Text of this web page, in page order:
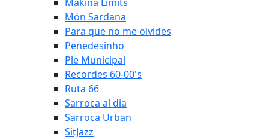
Món Sardana
Para que no me olvides
Penedesinho
Ple Municipal
Recordes 60-00's
Ruta 66
Sarroca al dia
Sarroca Urban
SitJazz